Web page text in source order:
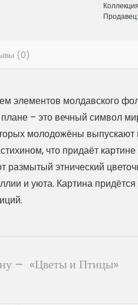
Продавец:
(0)
элементов молдавского
– это вечный символ
молодожёны
что придаёт
размытый этнический
и уюта. Картина
– «Цветы и Птицы»